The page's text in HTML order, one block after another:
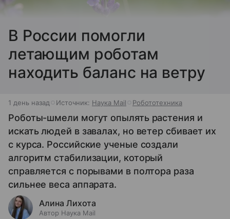
В России помогли
летающим роботам
находить баланс на ветру
1 день назад Источник: Наука Mail Робототехника
Роботы-шмели могут опылять растения и
искать людей в завалах, но ветер сбивает их
с курса. Российские ученые создали
алгоритм стабилизации, который
справляется с порывами в полтора раза
сильнее веса аппарата.
Алина Лихота
Автор Наука Mail